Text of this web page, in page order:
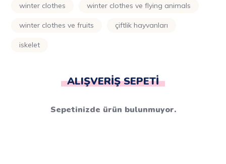
winter clothes winter clothes ve flying animals
winter clothes ve fruits çiftlik hayvanları
i̇skelet
ALIŞVERIŞ SEPETI
Sepetinizde ürün bulunmuyor.